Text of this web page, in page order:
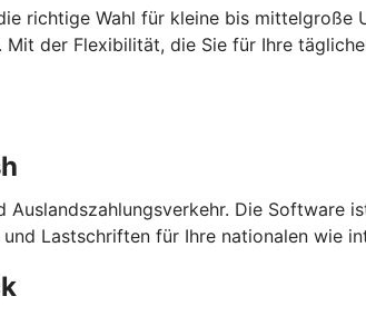
richtige Wahl für kleine bis mittelgroße
der Flexibilität, die Sie für Ihre
Die
und Lastschriften für Ihre nationalen wie